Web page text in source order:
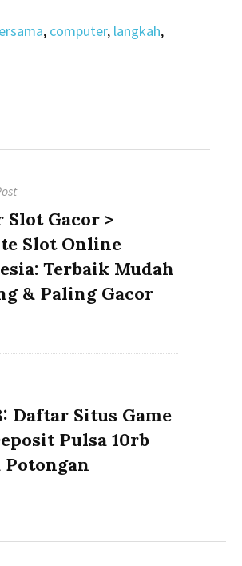
, computer, langkah,
Slot Gacor >
Slot Online
Terbaik Mudah
& Paling Gacor
Daftar Situs Game
Pulsa 10rb
Potongan